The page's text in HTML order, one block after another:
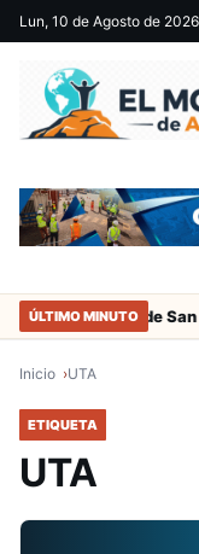
Lun, 10 de Agosto de 2026
ÚLTIMO MINUTO
del jugador de San
Inicio UTA
ETIQUETA
UTA